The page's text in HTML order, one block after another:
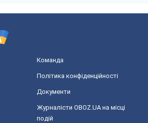
Команда
Політика конфіденційності
Документи
Журналісти OBOZ.UA на місці
подій